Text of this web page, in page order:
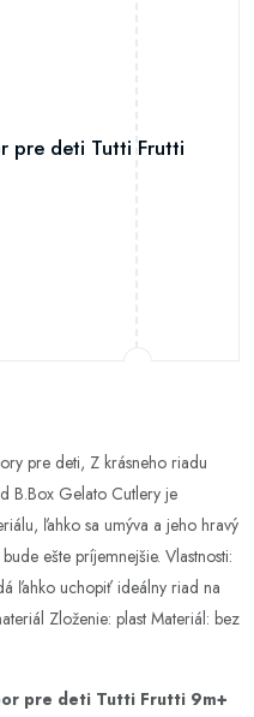
pre deti Tutti Frutti
pre deti, Z krásneho riadu
B.Box Gelato Cutlery je
ľahko sa umýva a jeho hravý
ešte príjemnejšie. Vlastnosti:
ľahko uchopiť ideálny riad na
Zloženie: plast Materiál: bez
pre deti Tutti Frutti 9m+